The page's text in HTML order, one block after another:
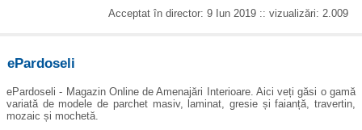
Acceptat în director: 9 Iun 2019 :: vizualizări: 2.009
ePardoseli
ePardoseli - Magazin Online de Amenajări Interioare. Aici veți găsi o gamă
variată de modele de parchet masiv, laminat, gresie și faianță, travertin,
mozaic și mochetă.